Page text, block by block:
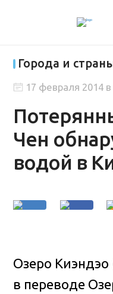
Города и
Чен
водой в
17 февраля 2014 в
Озеро Киэндэо
в переводе